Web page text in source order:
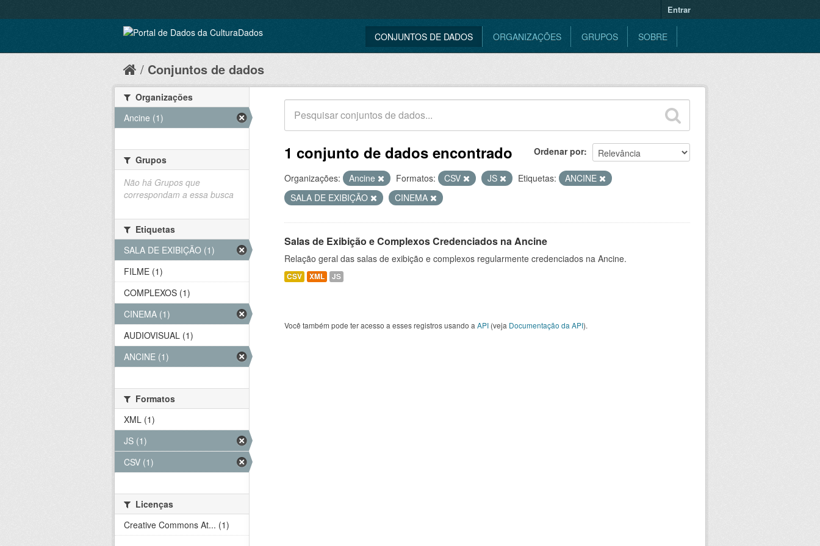
Entrar
CONJUNTOS DE DADOS ORGANIZAÇÕES GRUPOS SOBRE
Conjuntos de dados
Ordenar por
1 conjunto de dados encontrado
Organizações: Ancine Formatos: CSV JS Etiquetas:
ANCINE
SALA DE EXIBIÇÃO
CINEMA
Salas de Exibição e Complexos Credenciados na Ancine
Relação geral das salas de exibição e complexos regularmente credenciados na Ancine.
CSV XML JS
Você também pode ter acesso a esses registros usando a API (veja Documentação da API).
Organizações
Ancine (1)
Grupos
Não há Grupos que
correspondam a essa busca
Etiquetas
SALA DE EXIBIÇÃO (1)
FILME (1)
COMPLEXOS (1)
CINEMA (1)
AUDIOVISUAL (1)
ANCINE (1)
Formatos
XML (1)
JS (1)
CSV (1)
Licenças
Creative Commons At... (1)